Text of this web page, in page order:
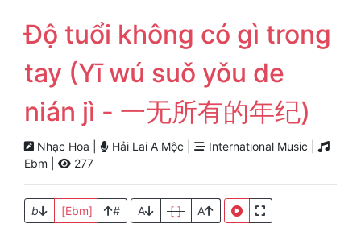
Độ tuổi không có gì trong
tay (Yī wú suǒ yǒu de
nián jì - 一无所有的年纪)
Nhạc Hoa | Hải Lai A Mộc |
International Music |
Ebm |
277
b [Ebm] # A [ ] A